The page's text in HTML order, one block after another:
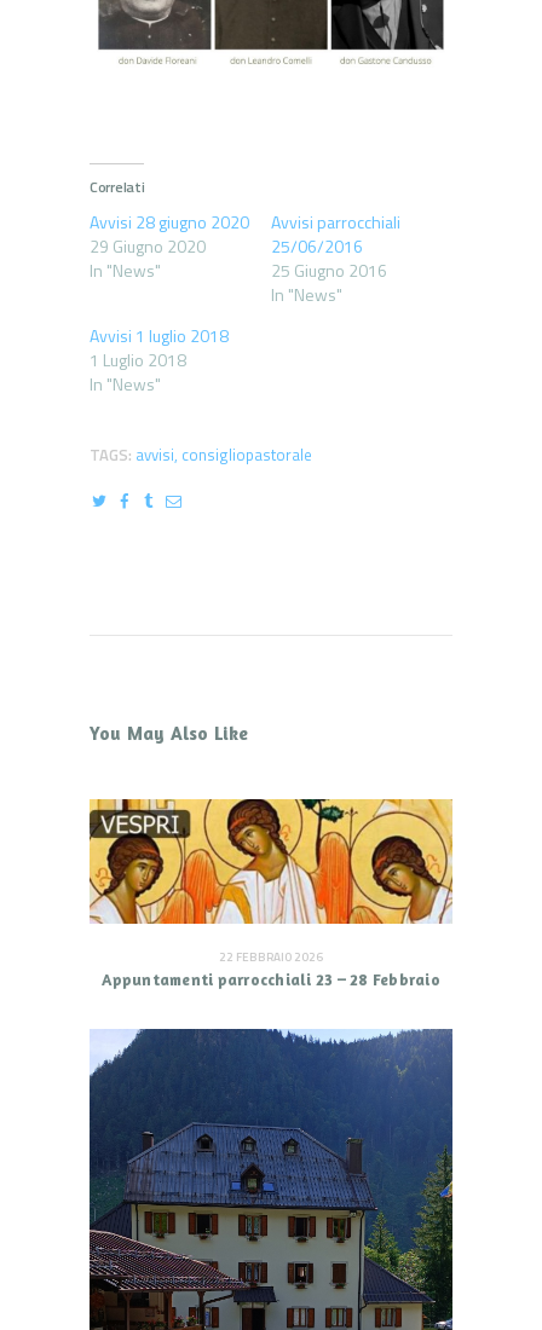
Correlati
Avvisi 28 giugno 2020
29 Giugno 2020
In "News"
Avvisi parrocchiali
25/06/2016
25 Giugno 2016
In "News"
Avvisi 1 luglio 2018
1 Luglio 2018
In "News"
TAGS: avvisi, consigliopastorale
You May Also Like
22 FEBBRAIO 2026
Appuntamenti parrocchiali 23 – 28 Febbraio